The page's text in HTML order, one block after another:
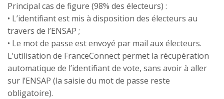
Principal cas de figure (98% des électeurs) :
• L’identifiant est mis à disposition des électeurs au
travers de l’ENSAP ;
• Le mot de passe est envoyé par mail aux électeurs.
L’utilisation de FranceConnect permet la récupération
automatique de l’identifiant de vote, sans avoir à aller
sur l’ENSAP (la saisie du mot de passe reste
obligatoire).